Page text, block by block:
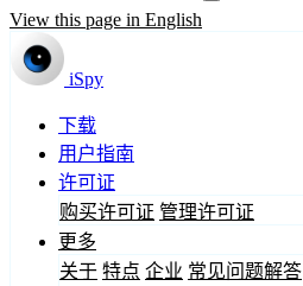
View this page in English
iSpy
下载
用户指南
许可证
购买许可证 管理许可证
更多
关于 特点 企业 常见问题解答